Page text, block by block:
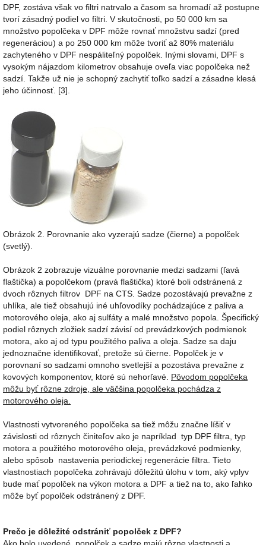
DPF, zostáva však vo filtri natrvalo a časom sa hromadí až postupne
tvorí zásadný podiel vo filtri. V skutočnosti, po 50 000 km sa
množstvo popolčeka v DPF môže rovnať množstvu sadzí (pred
regeneráciou) a po 250 000 km môže tvoriť až 80% materiálu
zachyteného v DPF nespáliteľný popolček. Inými slovami, DPF s
vysokým nájazdom kilometrov obsahuje oveľa viac popolčeka než
sadzí. Takže už nie je schopný zachytiť toľko sadzí a zásadne klesá
jeho účinnosť. [3].
Obrázok 2. Porovnanie ako vyzerajú sadze (čierne) a popolček
(svetlý).
Obrázok 2 zobrazuje vizuálne porovnanie medzi sadzami (ľavá
flaštička) a popolčekom (pravá flaštička) ktoré boli odstránená z
dvoch rôznych filtrov DPF na CTS. Sadze pozostávajú prevažne z
uhlíka, ale tiež obsahujú iné uhľovodíky pochádzajúce z paliva a
motorového oleja, ako aj sulfáty a malé množstvo popola. Špecifický
podiel rôznych zložiek sadzí závisí od prevádzkových podmienok
motora, ako aj od typu použitého paliva a oleja. Sadze sa daju
jednoznačne identifikovať, pretože sú čierne. Popolček je v
porovnaní so sadzami omnoho svetlejší a pozostáva prevažne z
kovových komponentov, ktoré sú nehorľavé. Pôvodom popolčeka
môžu byť rôzne zdroje, ale väčšina popolčeka pochádza z
motorového oleja.
Vlastnosti vytvoreného popolčeka sa tiež môžu značne líšiť v
závislosti od rôznych činiteľov ako je napríklad typ DPF filtra, typ
motora a použitého motorového oleja, prevádzkové podmienky,
alebo spôsob nastavenia periodickej regenerácie filtra. Tieto
vlastnostiach popolčeka zohrávajú dôležitú úlohu v tom, aký vplyv
bude mať popolček na výkon motora a DPF a tiež na to, ako ľahko
môže byť popolček odstránený z DPF.
Prečo je dôležité odstrániť popolček z DPF?